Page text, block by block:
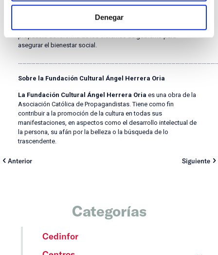
Denegar
en Sociología de las Políticas Públicas. Es colaborador habitual
en medios como Okdiario u Hoy Aragón. Además del libro que
propuesta de reforma de los sistemas de gobierno para
asegurar el bienestar social.
Sobre la Fundación Cultural Ángel Herrera Oria
La Fundación Cultural Ángel Herrera Oria es una obra de la
Asociación Católica de Propagandistas. Tiene como fin
contribuir a la promoción de la cultura en todas sus
manifestaciones, en aspectos como el desarrollo intelectual de
la persona, su afán por la belleza o la búsqueda de lo
trascendente.
Anterior Siguiente
Categorías
Cedinfor